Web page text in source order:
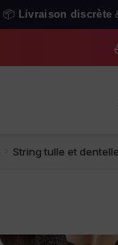
📦 Livraison discrète
String tulle et